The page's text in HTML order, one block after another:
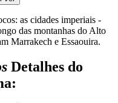
as cidades imperiais -
das montanhas do Alto
Marrakech e Essaouira.
Detalhes do